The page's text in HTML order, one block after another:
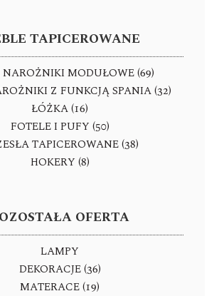
TAPICEROWANE
NAROŻNIKI MODUŁOWE (69)
Z FUNKCJĄ SPANIA (32)
ŁÓŻKA (16)
FOTELE I PUFY (50)
TAPICEROWANE (38)
HOKERY (8)
OFERTA
LAMPY
DEKORACJE (36)
MATERACE (19)